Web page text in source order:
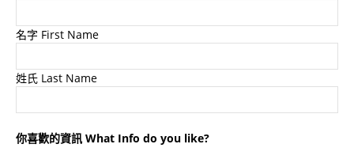
名字 First Name
姓氏 Last Name
你喜歡的資訊 What Info do you like?